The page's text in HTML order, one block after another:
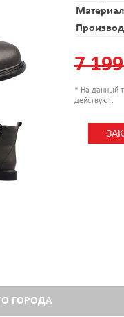
7
* На данный
действуют.
ГОРОДА